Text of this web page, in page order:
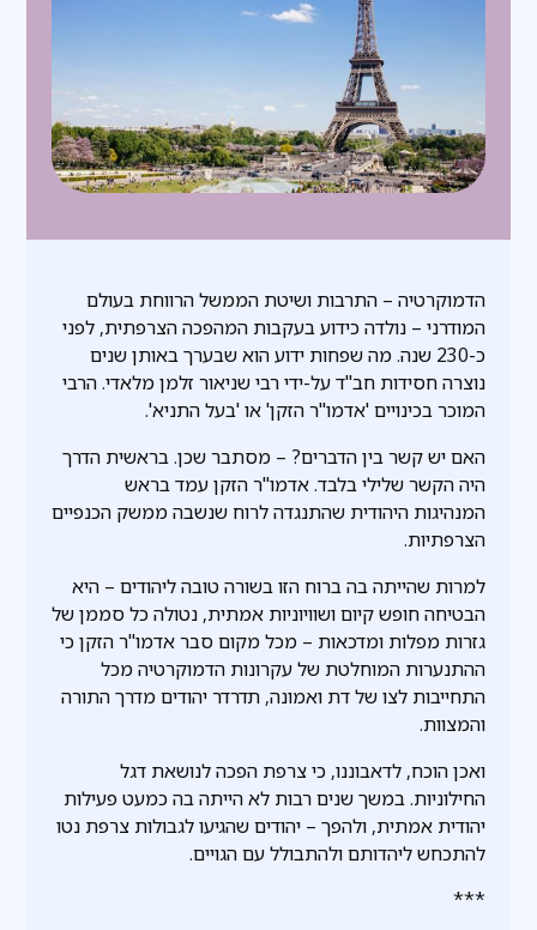
הדמוקרטיה – התרבות ושיטת הממשל הרווחת בעולם
המודרני – נולדה כידוע בעקבות המהפכה הצרפתית, לפני
כ-230 שנה. מה שפחות ידוע הוא שבערך באותן שנים
נוצרה חסידות חב"ד על-ידי רבי שניאור זלמן מלאדי. הרבי
המוכר בכינויים 'אדמו"ר הזקן' או 'בעל התניא'.
האם יש קשר בין הדברים? – מסתבר שכן. בראשית הדרך
היה הקשר שלילי בלבד. אדמו"ר הזקן עמד בראש
המנהיגות היהודית שהתנגדה לרוח שנשבה ממשק הכנפיים
הצרפתיות.
למרות שהייתה בה ברוח הזו בשורה טובה ליהודים – היא
הבטיחה חופש קיום ושוויוניות אמתית, נטולה כל סממן של
גזרות מפלות ומדכאות – מכל מקום סבר אדמו"ר הזקן כי
ההתנערות המוחלטת של עקרונות הדמוקרטיה מכל
התחייבות לצו של דת ואמונה, תדרדר יהודים מדרך התורה
והמצוות.
ואכן הוכח, לדאבוננו, כי צרפת הפכה לנושאת דגל
החילוניות. במשך שנים רבות לא הייתה בה כמעט פעילות
יהודית אמתית, ולהפך – יהודים שהגיעו לגבולות צרפת נטו
להתכחש ליהדותם ולהתבולל עם הגויים.
***